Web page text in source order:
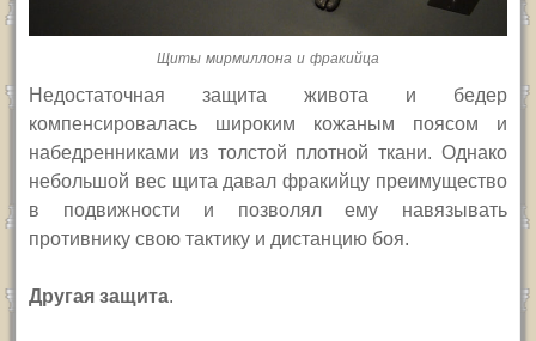
Щиты мирмиллона и фракийца
Недостаточная защита живота и бедер
компенсировалась широким кожаным поясом и
набедренниками из толстой плотной ткани. Однако
небольшой вес щита давал фракийцу преимущество
в подвижности и позволял ему навязывать
противнику свою тактику и дистанцию боя.
Другая защита.